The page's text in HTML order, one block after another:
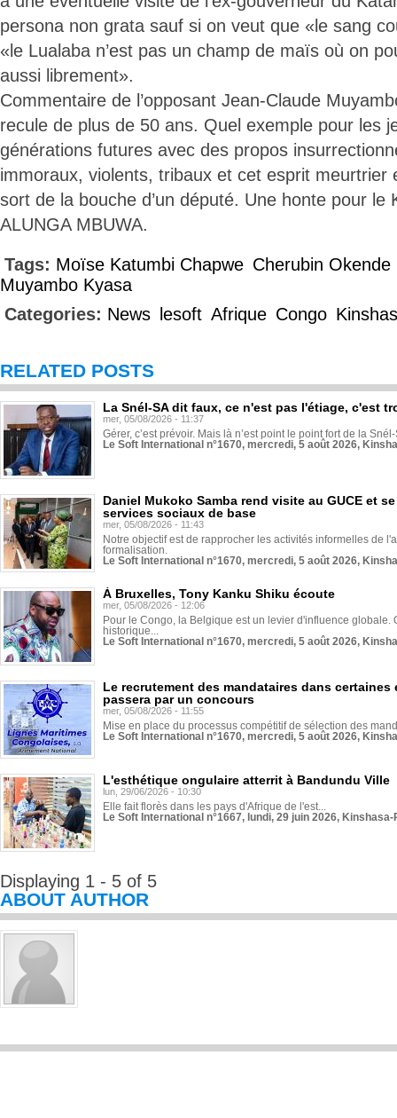
persona non grata sauf si on veut que «le sang
«le Lualaba n’est pas un champ de maïs où on
aussi librement».
Commentaire de l’opposant Jean-Claude
recule de plus de 50 ans. Quel exemple pour les
générations futures avec des propos
immoraux, violents, tribaux et cet esprit meurtrier
sort de la bouche d’un député. Une honte pour le
ALUNGA MBUWA.
Tags: Moïse Katumbi Chapwe Cherubin Okende
Muyambo Kyasa
Categories: News lesoft Afrique Congo
RELATED POSTS
La Snél-SA dit faux, ce n'est pas l'étiage, c'est
mer, 05/08/2026 - 11:37
Gérer, c’est prévoir. Mais là n’est point le point fort de la
Le Soft International n°1670, mercredi, 5 août 2026,
Daniel Mukoko Samba rend visite au GUCE et
services sociaux de base
mer, 05/08/2026 - 11:43
Notre objectif est de rapprocher les activités informelles de
formalisation.
Le Soft International n°1670, mercredi, 5 août 2026,
À Bruxelles, Tony Kanku Shiku écoute
mer, 05/08/2026 - 12:06
Pour le Congo, la Belgique est un levier d'influence globale.
historique...
Le Soft International n°1670, mercredi, 5 août 2026,
Le recrutement des mandataires dans
passera par un concours
mer, 05/08/2026 - 11:55
Mise en place du processus compétitif de sélection des
Le Soft International n°1670, mercredi, 5 août 2026,
L'esthétique ongulaire atterrit à Bandundu Ville
lun, 29/06/2026 - 10:30
Elle fait florès dans les pays d'Afrique de l'est...
Le Soft International n°1667, lundi, 29 juin 2026,
Displaying 1 - 5 of 5
ABOUT AUTHOR